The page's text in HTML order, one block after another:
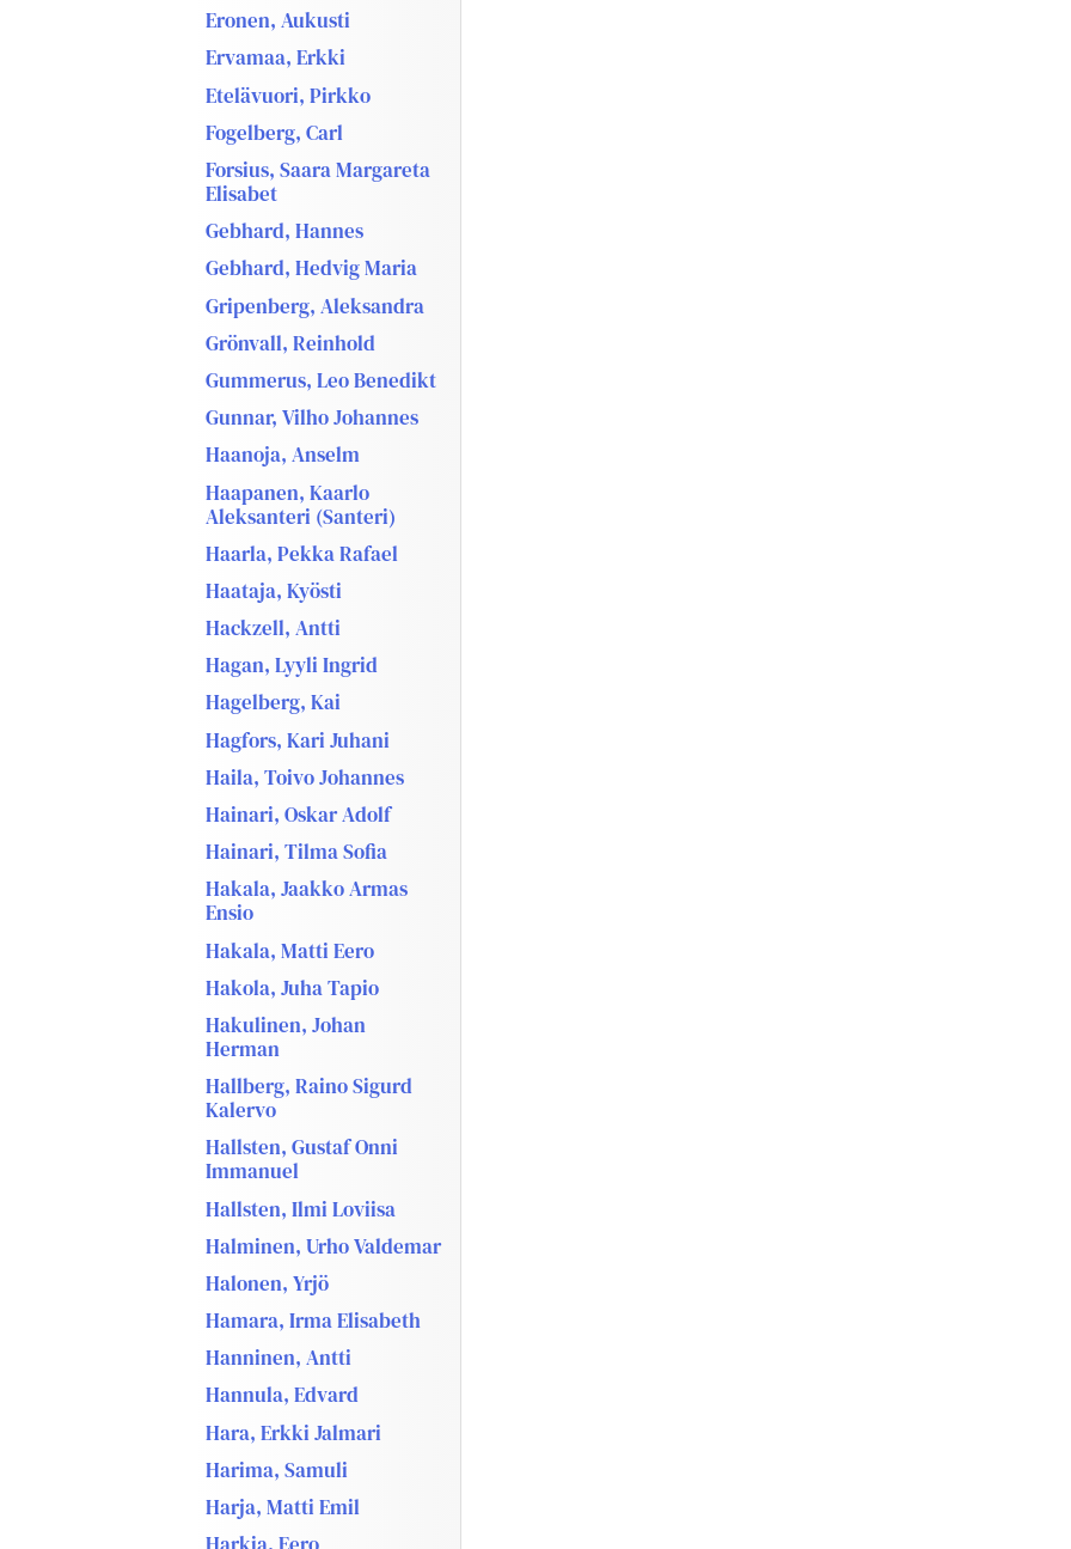
Eronen, Aukusti
Ervamaa, Erkki
Etelävuori, Pirkko
Fogelberg, Carl
Forsius, Saara Margareta
Elisabet
Gebhard, Hannes
Gebhard, Hedvig Maria
Gripenberg, Aleksandra
Grönvall, Reinhold
Gummerus, Leo Benedikt
Gunnar, Vilho Johannes
Haanoja, Anselm
Haapanen, Kaarlo
Aleksanteri (Santeri)
Haarla, Pekka Rafael
Haataja, Kyösti
Hackzell, Antti
Hagan, Lyyli Ingrid
Hagelberg, Kai
Hagfors, Kari Juhani
Haila, Toivo Johannes
Hainari, Oskar Adolf
Hainari, Tilma Sofia
Hakala, Jaakko Armas
Ensio
Hakala, Matti Eero
Hakola, Juha Tapio
Hakulinen, Johan
Herman
Hallberg, Raino Sigurd
Kalervo
Hallsten, Gustaf Onni
Immanuel
Hallsten, Ilmi Loviisa
Halminen, Urho Valdemar
Halonen, Yrjö
Hamara, Irma Elisabeth
Hanninen, Antti
Hannula, Edvard
Hara, Erkki Jalmari
Harima, Samuli
Harja, Matti Emil